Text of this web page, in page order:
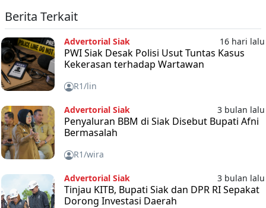
Berita Terkait
Advertorial Siak 16 hari lalu
PWI Siak Desak Polisi Usut Tuntas Kasus
Kekerasan terhadap Wartawan
R1/lin
Advertorial Siak 3 bulan lalu
Penyaluran BBM di Siak Disebut Bupati Afni
Bermasalah
R1/wira
Advertorial Siak 3 bulan lalu
Tinjau KITB, Bupati Siak dan DPR RI Sepakat
Dorong Investasi Daerah